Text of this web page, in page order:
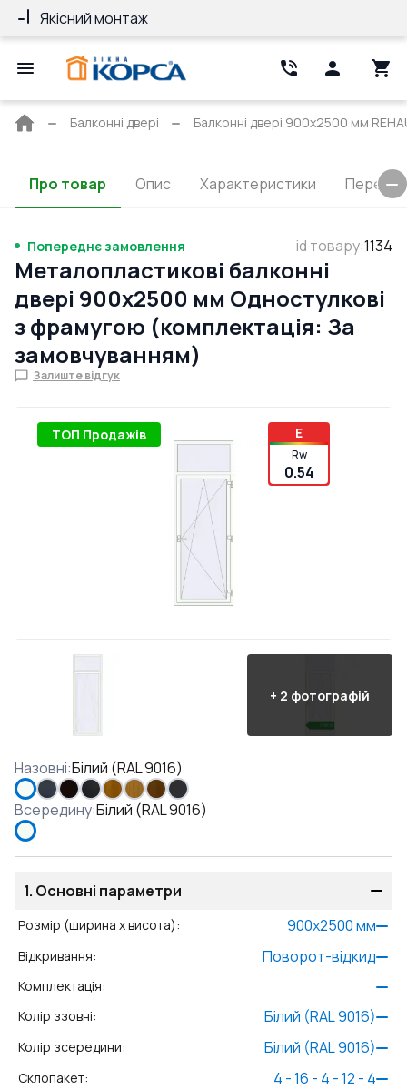
Якісний монтаж
Головна
Балконні двері Балконні двері 900x2500 мм
Про товар Опис Характеристики
Попереднє замовлення id товару:1134
Металопластикові балконні
двері 900x2500 мм Одностулкові
з фрамугою (комплектація: За
замовчуванням)
Залиште відгук
ТОП Продажів E
Rw
0.54
+ 2 фотографій
Назовні:Білий (RAL 9016)
Всередину:Білий (RAL 9016)
1. Основні параметри
Розмір (ширина x висота): 900x2500мм
Відкривання: Поворот-відкид
Комплектація:
Колір ззовні: Білий (RAL 9016)
Колір зсередини: Білий (RAL 9016)
Склопакет:
4 - 16 - 4 - 12 - 4